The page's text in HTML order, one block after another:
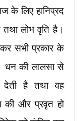
के लिए हानिप्रद
तथा लोभ वृति है।
सभी प्रकार के
धन की लालसा से
है तथा वह
की और प्रवृत हो